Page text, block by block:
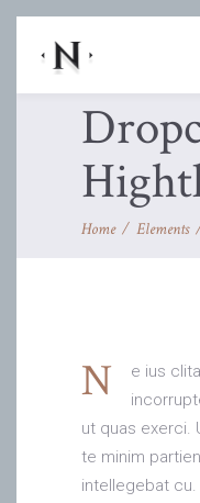
Home/ Elements
N
e ius
ut quas exerci.
te minim
intellegebat